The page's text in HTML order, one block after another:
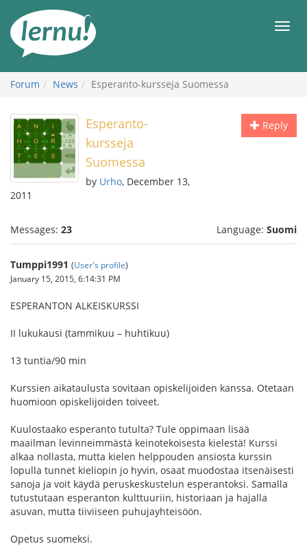
the
content
Forum News Esperanto-kursseja Suomessa
Reply
Esperanto-
kursseja
Suomessa
by Urho, December 13,
2011
Messages: 23 Language: Suomi
Tumppi1991 (User's profile)
January 15, 2015, 6:14:31 PM
ESPERANTON ALKEISKURSSI
II lukukausi (tammikuu – huhtikuu)
13 tuntia/90 min
Kurssien aikataulusta sovitaan opiskelijoiden kanssa. Otetaan
huomioon opiskelijoiden toiveet.
Kuulostaako esperanto tutulta? Tule oppimaan lisää
maailman levinneimmästä keinotekoisesta kielestä! Kurssi
alkaa nollasta, mutta kielen helppouden ansiosta kurssin
lopulla tunnet kieliopin jo hyvin, osaat muodostaa itsenäisesti
sanoja ja voit käydä peruskeskustelun esperantoksi. Samalla
tutustutaan esperanton kulttuuriin, historiaan ja hajalla
asuvan, mutta tiiviiseen puhujayhteisöön.
Opetus suomeksi.